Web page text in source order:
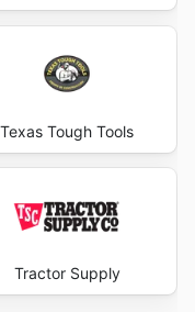
Texas Tough Tools
Tractor Supply